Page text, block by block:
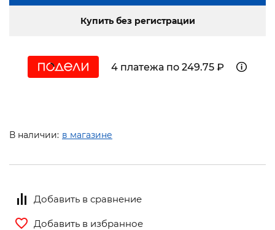
Купить без регистрации
4 платежа по 249.75 ₽
В наличии: в магазине
Добавить в сравнение
Добавить в избранное